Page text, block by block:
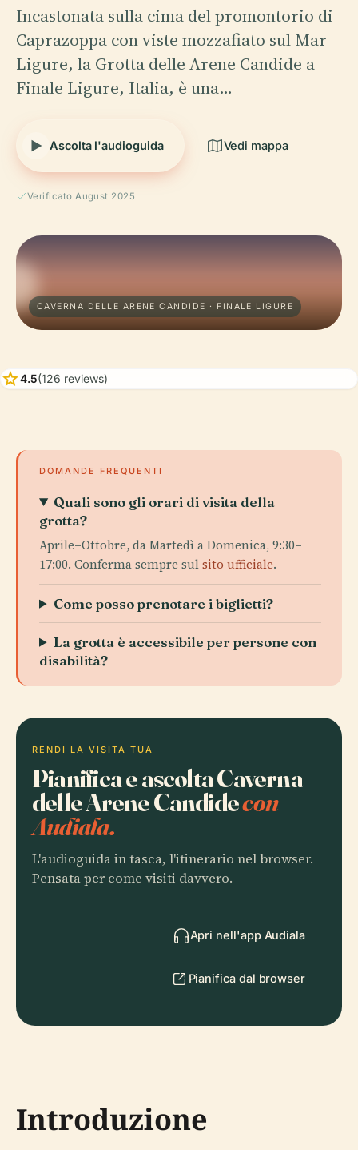
Incastonata sulla cima del promontorio di
Caprazoppa con viste mozzafiato sul Mar
Ligure, la Grotta delle Arene Candide a
Finale Ligure, Italia, è una…
Ascolta l'audioguida Vedi mappa
Verificato August 2025
CAVERNA DELLE ARENE CANDIDE · FINALE LIGURE
star4.5(126 reviews)
DOMANDE FREQUENTI
Quali sono gli orari di visita della
grotta?
Aprile–Ottobre, da Martedì a Domenica, 9:30–
17:00. Conferma sempre sulsito ufficiale.
Come posso prenotare i biglietti?
La grotta è accessibile per persone con
disabilità?
RENDI LA VISITA TUA
Pianifica e ascolta Caverna
delle Arene Candidecon
Audiala.
L'audioguida in tasca, l'itinerario nel browser.
Pensata per come visiti davvero.
Apri nell'app Audiala
Pianifica dal browser
Introduzione